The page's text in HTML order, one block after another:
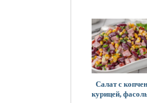
Салат с
курицей,